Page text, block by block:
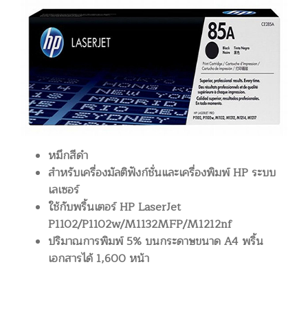
หมึกสีดำ
สำหรับเครื่องมัลติฟังก์ชั่นและเครื่องพิมพ์ HP ระบบ
เลเซอร์
ใช้กับพริ้นเตอร์ HP LaserJet
P1102/P1102w/M1132MFP/M1212nf
ปริมาณการพิมพ์ 5% บนกระดาษขนาด A4 พริ้น
เอกสารได้ 1,600 หน้า